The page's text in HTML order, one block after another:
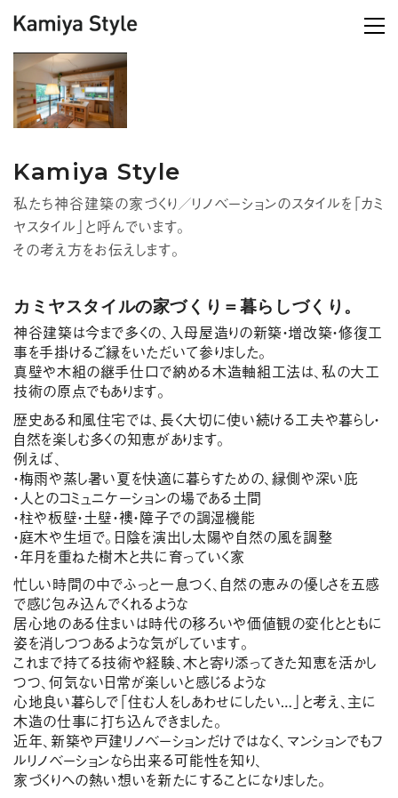
Kamiya Style
私たち神谷建築の家づくり／リノベーションのスタイルを「カミ
ヤスタイル」と呼んでいます。
その考え方をお伝えします。
カミヤスタイルの家づくり＝暮らしづくり。
神谷建築は今まで多くの、入母屋造りの新築・増改築・修復工
事を手掛けるご縁をいただいて参りました。
真壁や木組の継手仕口で納める木造軸組工法は、私の大工
技術の原点でもあります。
歴史ある和風住宅では、長く大切に使い続ける工夫や暮らし・
自然を楽しむ多くの知恵があります。
例えば、
・梅雨や蒸し暑い夏を快適に暮らすための、縁側や深い庇
・人とのコミュニケーションの場である土間
・柱や板壁・土壁・襖・障子での調湿機能
・庭木や生垣で。日陰を演出し太陽や自然の風を調整
・年月を重ねた樹木と共に育っていく家
忙しい時間の中でふっと一息つく、自然の恵みの優しさを五感
で感じ包み込んでくれるような
居心地のある住まいは時代の移ろいや価値観の変化とともに
姿を消しつつあるような気がしています。
これまで持てる技術や経験、木と寄り添ってきた知恵を活かし
つつ、何気ない日常が楽しいと感じるような
心地良い暮らしで「住む人をしあわせにしたい…」と考え、主に
木造の仕事に打ち込んできました。
近年、新築や戸建リノベーションだけではなく、マンションでもフ
ルリノベーションなら出来る可能性を知り、
家づくりへの熱い想いを新たにすることになりました。